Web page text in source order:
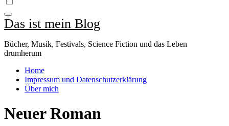
Das ist mein Blog
Bücher, Musik, Festivals, Science Fiction und das Leben
drumherum
Home
Impressum und Datenschutzerklärung
Über mich
Neuer Roman